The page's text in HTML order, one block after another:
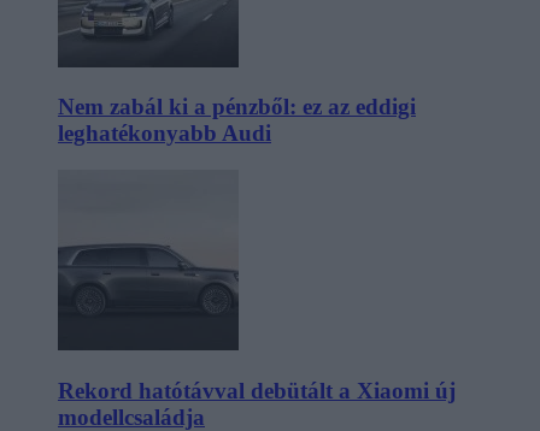
Nem zabál ki a pénzből: ez az eddigi
leghatékonyabb Audi
Rekord hatótávval debütált a Xiaomi új
modellcsaládja